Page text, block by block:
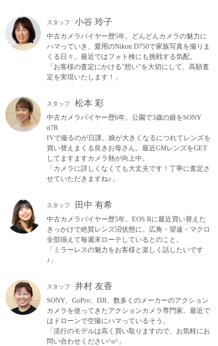
スタッフ 小谷 玲子
中古カメラバイヤー歴5年。どんどんカメラの魅力に
ハマっていき、愛用のNikon D750で家族写真を撮りま
くる日々。最近ではフォト検にも挑戦する気配。
「お客様の査定にかける”想い”を大切にして、高額査
定を実現いたします！」
スタッフ 松本 彩
中古カメラバイヤー歴6年。公園で3歳の娘をSONY
α7R
IVで撮るのが日課。娘が大きくなるにつれてレンズを
買い替えまくる良きお母さん。最近GMレンズをGET
してますますカメラ熱が向上中。
「カメラに詳しくなくても大丈夫です！丁寧に査定さ
せていただきますね♪」
スタッフ 田中 有希
中古カメラバイヤー歴5年。EOS Rに最近買い替えた
きっかけで絶賛レンズ沼状態に。広角・望遠・マクロ
全部揃えて毎週末ローテしているとのこと。
「ミラーレスの魅力をお客様と楽しく話したいです
♪」
スタッフ 井村 友香
SONY、GoPro、DJI、数多くのメーカーのアクション
カメラを使ってきたアクションカメラ専門家。最近で
はドローンで空撮にハマっているそう。
「流行のモデルは高く買い取りますので、お気軽にお
問い合わせください^o^」